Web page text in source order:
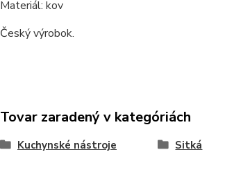
Materiál: kov
Český výrobok.
Tovar zaradený v kategóriách
Kuchynské nástroje Sitká